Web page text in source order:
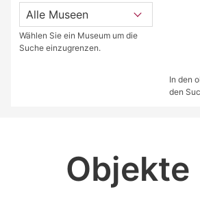
Wählen Sie ein Museum um die
Suche einzugrenzen.
In den
den
Objekte